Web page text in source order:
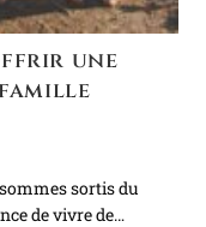
une
famille
sortis du
de vivre de…